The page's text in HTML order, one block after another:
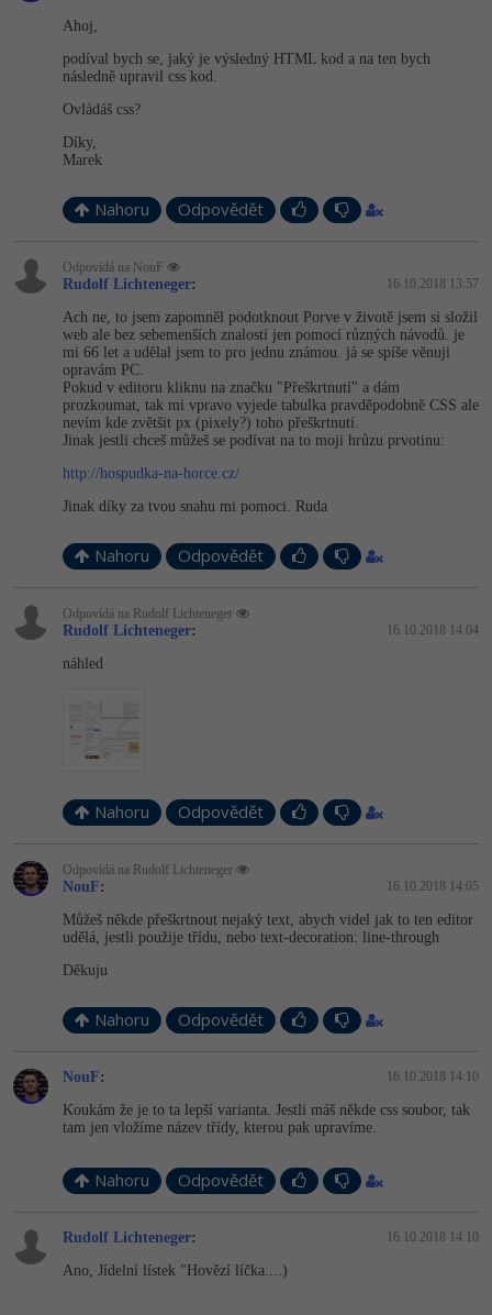
WordPress specialista
Více
Time management
Windows
Sítě
Elektronický podpis
Fórum
Ostatní
Fórum
Příběhy absolventů
Pro firmy
Ahoj,
podíval bych se, jaký je výsledný HTML kod a na ten bych
následně upravil css kod.
Ovládáš css?
Díky,
Marek
Nahoru Odpovědět
Odpovídá na NouF
Rudolf Lichteneger: 16.10.2018 13:57
Ach ne, to jsem zapomněl podotknout Porve v životě jsem si složil
web ale bez sebemenších znalostí jen pomocí různých návodů. je
mi 66 let a udělal jsem to pro jednu známou. já se spíše věnuji
opravám PC.
Pokud v editoru kliknu na značku "Přeškrtnutí" a dám
prozkoumat, tak mi vpravo vyjede tabulka pravděpodobně CSS ale
nevím kde zvětšit px (pixely?) toho přeškrtnutí.
Jinak jestli chceš můžeš se podívat na to moji hrůzu prvotinu:
http://hospudka-na-horce.cz/
Jinak díky za tvou snahu mi pomoci. Ruda
Nahoru Odpovědět
Odpovídá na Rudolf Lichteneger
Rudolf Lichteneger: 16.10.2018 14:04
náhled
Nahoru Odpovědět
Odpovídá na Rudolf Lichteneger
NouF: 16.10.2018 14:05
Můžeš někde přeškrtnout nejaký text, abych videl jak to ten editor
udělá, jestli použije třídu, nebo text-decoration: line-through
Děkuju
Nahoru Odpovědět
NouF: 16.10.2018 14:10
Koukám že je to ta lepší varianta. Jestli máš někde css soubor, tak
tam jen vložíme název třídy, kterou pak upravíme.
Nahoru Odpovědět
Rudolf Lichteneger: 16.10.2018 14:10
Ano, Jídelní lístek "Hovězí líčka....)